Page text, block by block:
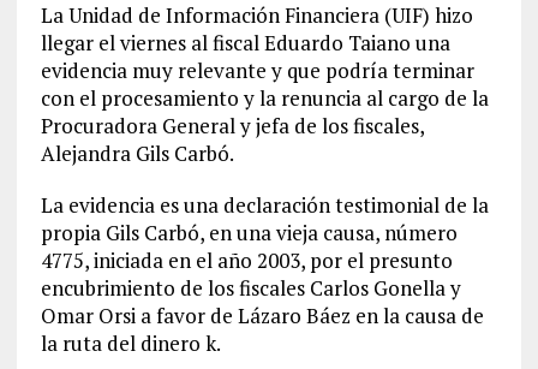
La Unidad de Información Financiera (UIF) hizo
llegar el viernes al fiscal Eduardo Taiano una
evidencia muy relevante y que podría terminar
con el procesamiento y la renuncia al cargo de la
Procuradora General y jefa de los fiscales,
Alejandra Gils Carbó.
La evidencia es una declaración testimonial de la
propia Gils Carbó, en una vieja causa, número
4775, iniciada en el año 2003, por el presunto
encubrimiento de los fiscales Carlos Gonella y
Omar Orsi a favor de Lázaro Báez en la causa de
la ruta del dinero k.